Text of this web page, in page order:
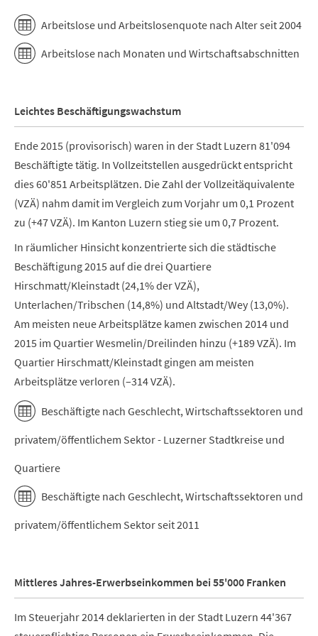
Arbeitslose und Arbeitslosenquote nach Alter seit 2004
Arbeitslose nach Monaten und Wirtschaftsabschnitten
Leichtes Beschäftigungswachstum
Ende 2015 (provisorisch) waren in der Stadt Luzern 81'094
Beschäftigte tätig. In Vollzeitstellen ausgedrückt entspricht
dies 60'851 Arbeitsplätzen. Die Zahl der Vollzeitäquivalente
(VZÄ) nahm damit im Vergleich zum Vorjahr um 0,1 Prozent
zu (+47 VZÄ). Im Kanton Luzern stieg sie um 0,7 Prozent.
In räumlicher Hinsicht konzentrierte sich die städtische
Beschäftigung 2015 auf die drei Quartiere
Hirschmatt/Kleinstadt (24,1% der VZÄ),
Unterlachen/Tribschen (14,8%) und Altstadt/Wey (13,0%).
Am meisten neue Arbeitsplätze kamen zwischen 2014 und
2015 im Quartier Wesmelin/Dreilinden hinzu (+189 VZÄ). Im
Quartier Hirschmatt/Kleinstadt gingen am meisten
Arbeitsplätze verloren (–314 VZÄ).
Beschäftigte nach Geschlecht, Wirtschaftssektoren und
privatem/öffentlichem Sektor - Luzerner Stadtkreise und
Quartiere
Beschäftigte nach Geschlecht, Wirtschaftssektoren und
privatem/öffentlichem Sektor seit 2011
Mittleres Jahres-Erwerbseinkommen bei 55'000 Franken
Im Steuerjahr 2014 deklarierten in der Stadt Luzern 44'367